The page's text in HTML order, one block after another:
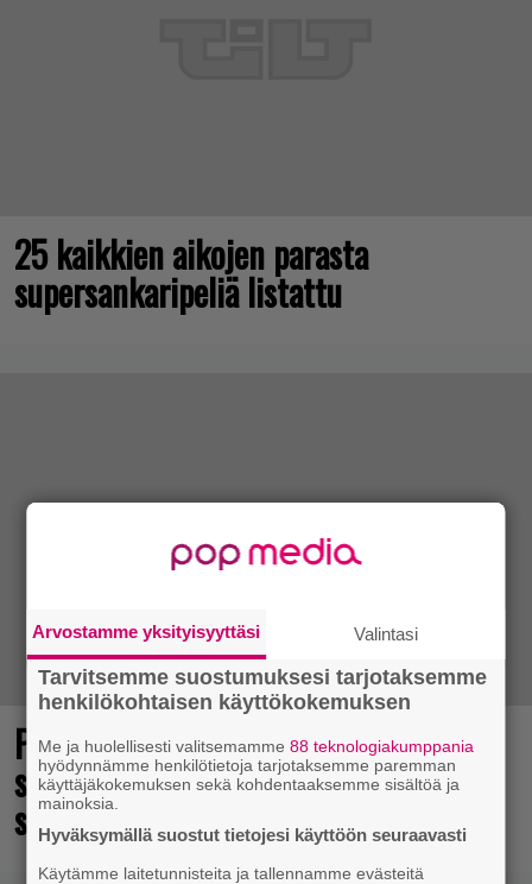
25 kaikkien aikojen parasta
supersankaripeliä listattu
Point and click -henkisen Muumi-
seikkailun julkaisuhaarukka tarkentui
syksylle
Arvostamme yksityisyyttäsi Valintasi
Tarvitsemme suostumuksesi tarjotaksemme
henkilökohtaisen käyttökokemuksen
Me ja huolellisesti valitsemamme88 teknologiakumppania
hyödynnämme henkilötietoja tarjotaksemme paremman
käyttäjäkokemuksen sekä kohdentaaksemme sisältöä ja
mainoksia.
Hyväksymällä suostut tietojesi käyttöön seuraavasti
Käytämme laitetunnisteita ja tallennamme evästeitä